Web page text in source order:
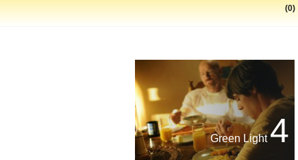
(0)
4
Green Light